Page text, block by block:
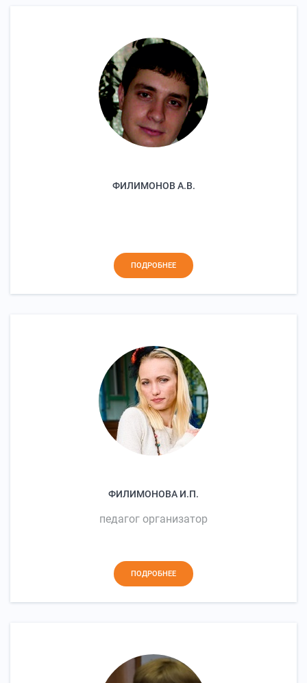
ФИЛИМОНОВ А.В.
ПОДРОБНЕЕ
ФИЛИМОНОВА И.П.
педагог организатор
ПОДРОБНЕЕ